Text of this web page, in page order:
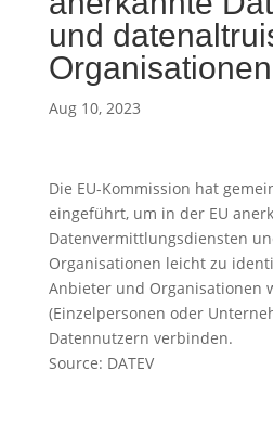
und
Organisationen
Aug 10, 2023
Die EU-Kommission hat
eingeführt, um in der EU
Datenvermittlungsdiensten
Organisationen leicht zu
Anbieter und Organisationen
(Einzelpersonen oder
Datennutzern verbinden.
Source: DATEV